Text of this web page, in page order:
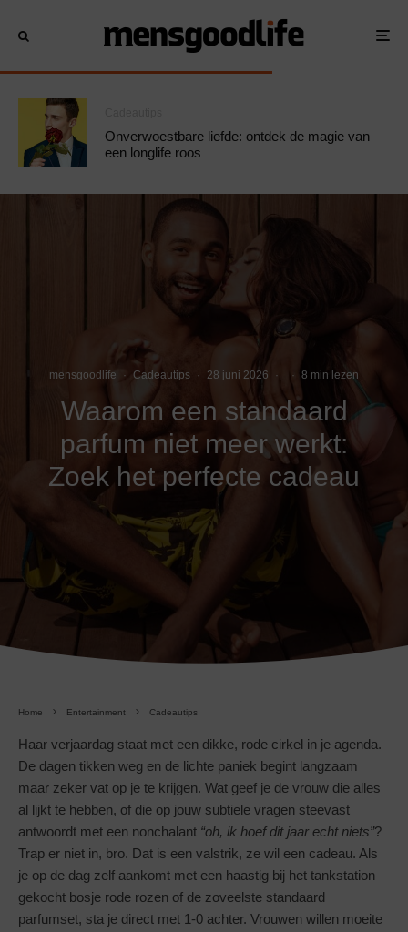
Onverwoestbare liefde: ontdek de magie van
een longlife roos
mensgoodlife · Cadeautips · 28 juni 2026 · · 8 min lezen
Waarom een standaard
parfum niet meer werkt:
Zoek het perfecte cadeau
Home Entertainment Cadeautips
Haar verjaardag staat met een dikke, rode cirkel in je agenda.
De dagen tikken weg en de lichte paniek begint langzaam
maar zeker vat op je te krijgen. Wat geef je de vrouw die alles
al lijkt te hebben, of die op jouw subtiele vragen steevast
antwoordt met een nonchalant “oh, ik hoef dit jaar echt niets”?
Trap er niet in, bro. Dat is een valstrik, ze wil een cadeau. Als
je op de dag zelf aankomt met een haastig bij het tankstation
gekocht bosje rode rozen of de zoveelste standaard
parfumset, sta je direct met 1-0 achter. Vrouwen willen moeite